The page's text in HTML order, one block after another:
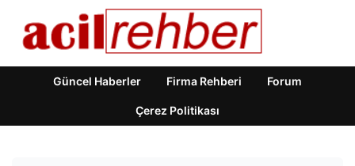
Güncel Haberler Firma Rehberi Forum
Çerez Politikası